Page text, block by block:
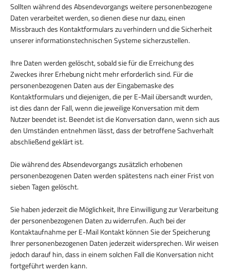
Sollten während des Absendevorgangs weitere personenbezogene
Daten verarbeitet werden, so dienen diese nur dazu, einen
Missbrauch des Kontaktformulars zu verhindern und die Sicherheit
unserer informationstechnischen Systeme sicherzustellen.
Ihre Daten werden gelöscht, sobald sie für die Erreichung des
Zweckes ihrer Erhebung nicht mehr erforderlich sind. Für die
personenbezogenen Daten aus der Eingabemaske des
Kontaktformulars und diejenigen, die per E-Mail übersandt wurden,
ist dies dann der Fall, wenn die jeweilige Konversation mit dem
Nutzer beendet ist. Beendet ist die Konversation dann, wenn sich aus
den Umständen entnehmen lässt, dass der betroffene Sachverhalt
abschließend geklärt ist.
Die während des Absendevorgangs zusätzlich erhobenen
personenbezogenen Daten werden spätestens nach einer Frist von
sieben Tagen gelöscht.
Sie haben jederzeit die Möglichkeit, Ihre Einwilligung zur Verarbeitung
der personenbezogenen Daten zu widerrufen. Auch bei der
Kontaktaufnahme per E-Mail Kontakt können Sie der Speicherung
Ihrer personenbezogenen Daten jederzeit widersprechen. Wir weisen
jedoch darauf hin, dass in einem solchen Fall die Konversation nicht
fortgeführt werden kann.